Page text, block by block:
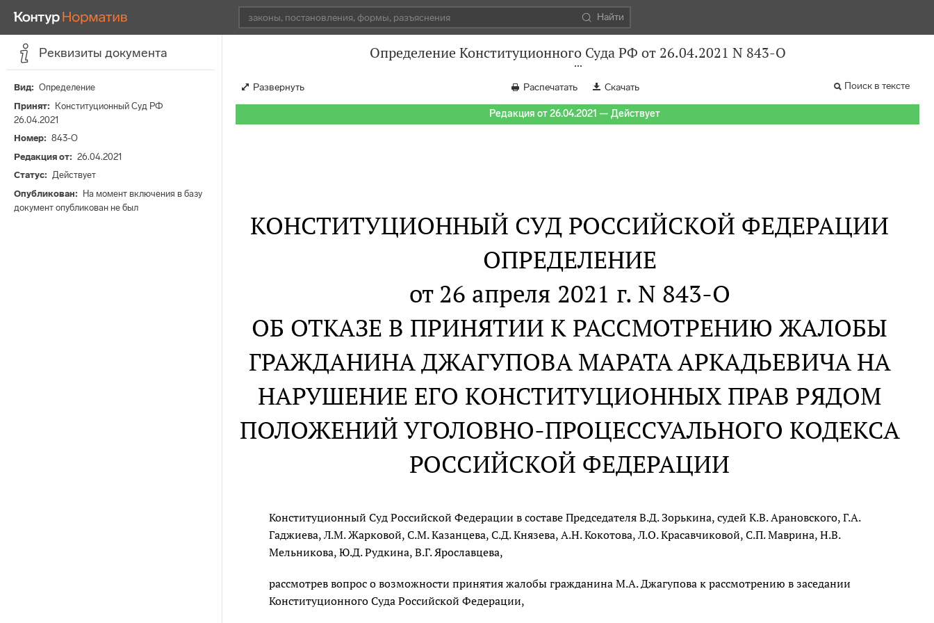
Найти
Реквизиты документа
Вид
Определение
Принят
Конституционный Суд РФ
26.04.2021
Номер
843-О
Редакция от
26.04.2021
Статус
Действует
Опубликован
На момент включения в базу
документ опубликован не был
Определение Конституционного Суда РФ от 26.04.2021 N 843-О
Развернуть Распечатать Скачать Поиск в тексте
Редакция от 26.04.2021 — Действует
КОНСТИТУЦИОННЫЙ СУД РОССИЙСКОЙ ФЕДЕРАЦИИ
ОПРЕДЕЛЕНИЕ
от 26 апреля 2021 г. N 843-О
ОБ ОТКАЗЕ В ПРИНЯТИИ К РАССМОТРЕНИЮ ЖАЛОБЫ
ГРАЖДАНИНА ДЖАГУПОВА МАРАТА АРКАДЬЕВИЧА НА
НАРУШЕНИЕ ЕГО КОНСТИТУЦИОННЫХ ПРАВ РЯДОМ
ПОЛОЖЕНИЙ УГОЛОВНО-ПРОЦЕССУАЛЬНОГО КОДЕКСА
РОССИЙСКОЙ ФЕДЕРАЦИИ
Конституционный Суд Российской Федерации в составе Председателя В.Д. Зорькина, судей К.В. Арановского, Г.А.
Гаджиева, Л.М. Жарковой, С.М. Казанцева, С.Д. Князева, А.Н. Кокотова, Л.О. Красавчиковой, С.П. Маврина, Н.В.
Мельникова, Ю.Д. Рудкина, В.Г. Ярославцева,
рассмотрев вопрос о возможности принятия жалобы гражданина М.А. Джагупова к рассмотрению в заседании
Конституционного Суда Российской Федерации,